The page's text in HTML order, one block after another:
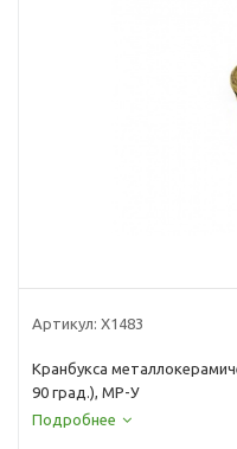
Артикул: Х1483
Кранбукса
90 град.), MP-У
Подробнее